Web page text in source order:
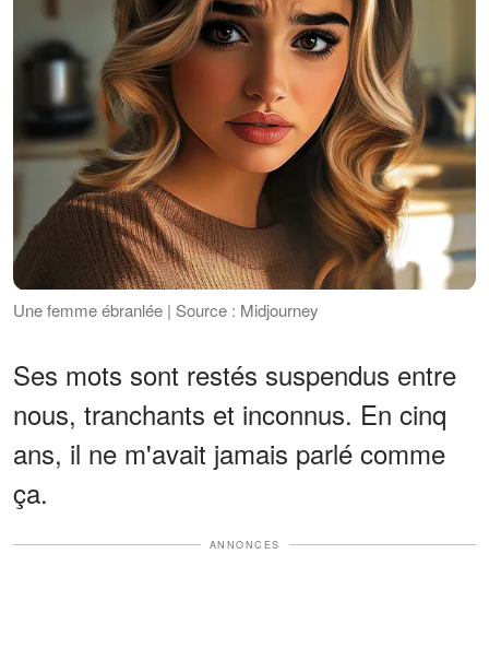
Une femme ébranlée | Source : Midjourney
Ses mots sont restés suspendus entre
nous, tranchants et inconnus. En cinq
ans, il ne m'avait jamais parlé comme
ça.
ANNONCES